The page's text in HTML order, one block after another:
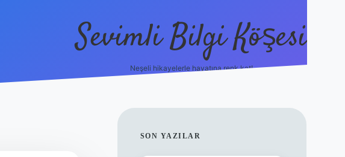
Sevimli Bilgi Köşesi
Neşeli hikayelerle hayatına renk kat!
SIDEBAR
SON YAZILAR
hiltonbet güncel giriş